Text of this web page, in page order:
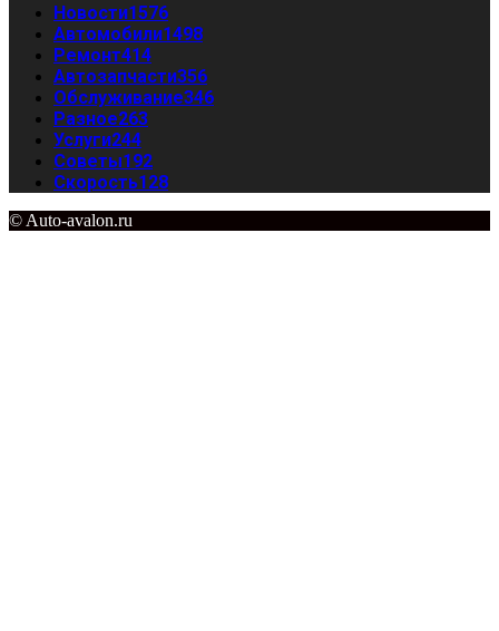
Новости1576
Автомобили1498
Ремонт414
Автозапчасти356
Обслуживание346
Разное263
Услуги244
Советы192
Скорость128
© Auto-avalon.ru